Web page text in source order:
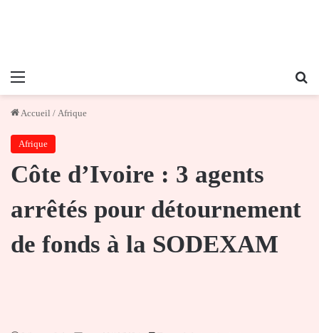
Menu
Accueil / Afrique
Afrique
Côte d’Ivoire : 3 agents
arrêtés pour détournement
de fonds à la SODEXAM